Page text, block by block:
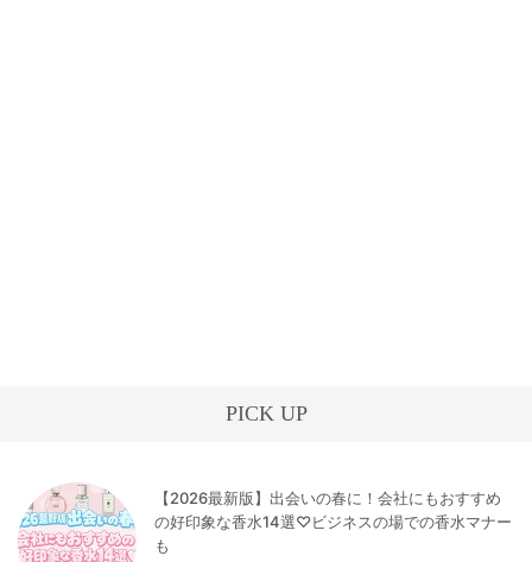
PICK UP
【2026最新版】出会いの春に！会社にもおすすめ
の好印象な香水14選♡ビジネスの場での香水マナー
も